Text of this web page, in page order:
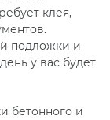
клея,
подложки и
у вас будет
бетонного и